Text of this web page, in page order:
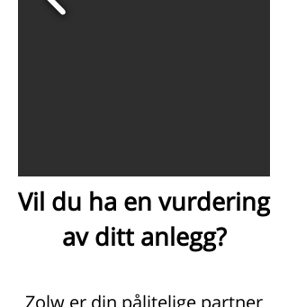
Vil du ha en vurdering
av ditt anlegg?
Zolw er din pålitelige partner